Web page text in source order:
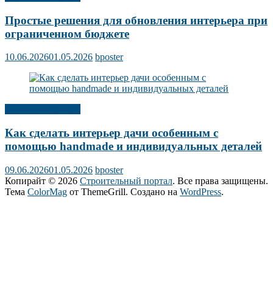
Простые решения для обновления интерьера при
ограниченном бюджете
10.06.202601.05.2026 bposter
Как сделать интерьер дачи особенным с
помощью handmade и индивидуальных деталей
09.06.202601.05.2026 bposter
Копирайт © 2026 Строительный портал. Все права защищены.
Тема ColorMag от ThemeGrill. Создано на WordPress.